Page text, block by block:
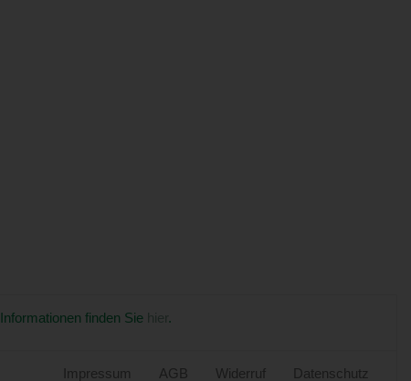
finden Sie hier.
Impressum AGB Widerruf Datenschutz